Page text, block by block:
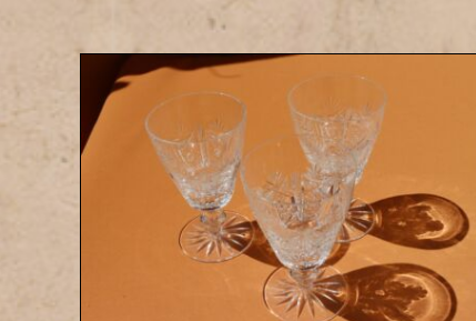
Bleikristall-Bonboniere mit
Deckel | Küche
Keramik und Küchenutensilien